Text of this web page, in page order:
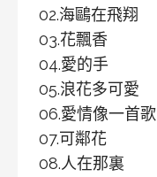
12 溪水不知我心
02.海鷗在飛翔
03.花飄香
04.愛的手
05.浪花多可愛
06.愛情像一首歌
07.可鄰花
08.人在那裏